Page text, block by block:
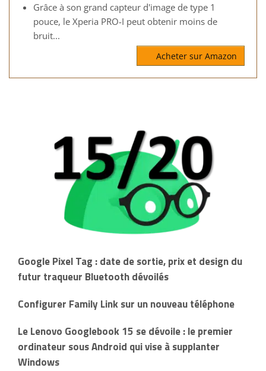
Grâce à son grand capteur d'image de type 1
pouce, le Xperia PRO-I peut obtenir moins de
bruit...
Acheter sur Amazon
Google Pixel Tag : date de sortie, prix et design du
futur traqueur Bluetooth dévoilés
Configurer Family Link sur un nouveau téléphone
Le Lenovo Googlebook 15 se dévoile : le premier
ordinateur sous Android qui vise à supplanter
Windows